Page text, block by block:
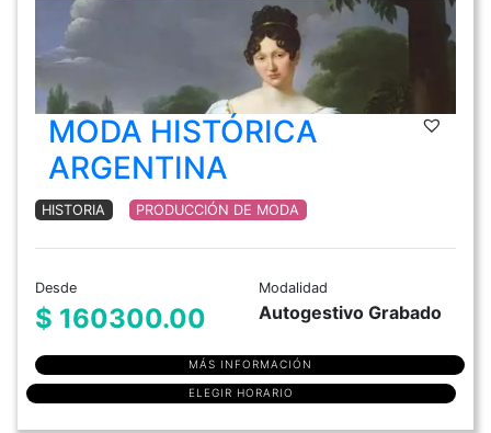
MODA HISTÓRICA
ARGENTINA
HISTORIA PRODUCCIÓN DE MODA
Desde
$ 160300.00
Modalidad
Autogestivo Grabado
MÁS INFORMACIÓN
ELEGIR HORARIO